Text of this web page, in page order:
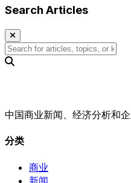
Search Articles
中国商业新闻、经济分析和
分类
商业
新闻